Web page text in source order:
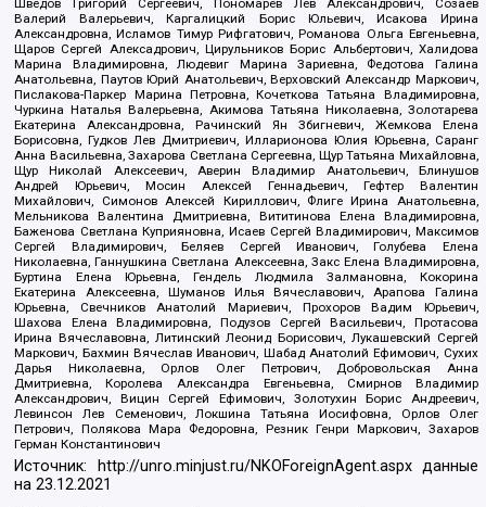
Шведов Григорий Сергеевич, Пономарев Лев Александрович, Созаев
Валерий Валерьевич, Каргалицкий Борис Юльевич, Исакова Ирина
Александровна, Исламов Тимур Рифгатович, Романова Ольга Евгеньевна,
Щаров Сергей Алексадрович, Цирульников Борис Альбертович, Халидова
Марина Владимировна, Людевиг Марина Зариевна, Федотова Галина
Анатольевна, Паутов Юрий Анатольевич, Верховский Александр Маркович,
Пислакова-Паркер Марина Петровна, Кочеткова Татьяна Владимировна,
Чуркина Наталья Валерьевна, Акимова Татьяна Николаевна, Золотарева
Екатерина Александровна, Рачинский Ян Збигневич, Жемкова Елена
Борисовна, Гудков Лев Дмитриевич, Илларионова Юлия Юрьевна, Саранг
Анна Васильевна, Захарова Светлана Сергеевна, Щур Татьяна Михайловна,
Щур Николай Алексеевич, Аверин Владимир Анатольевич, Блинушов
Андрей Юрьевич, Мосин Алексей Геннадьевич, Гефтер Валентин
Михайлович, Симонов Алексей Кириллович, Флиге Ирина Анатольевна,
Мельникова Валентина Дмитриевна, Вититинова Елена Владимировна,
Баженова Светлана Куприяновна, Исаев Сергей Владимирович, Максимов
Сергей Владимирович, Беляев Сергей Иванович, Голубева Елена
Николаевна, Ганнушкина Светлана Алексеевна, Закс Елена Владимировна,
Буртина Елена Юрьевна, Гендель Людмила Залмановна, Кокорина
Екатерина Алексеевна, Шуманов Илья Вячеславович, Арапова Галина
Юрьевна, Свечников Анатолий Мариевич, Прохоров Вадим Юрьевич,
Шахова Елена Владимировна, Подузов Сергей Васильевич, Протасова
Ирина Вячеславовна, Литинский Леонид Борисович, Лукашевский Сергей
Маркович, Бахмин Вячеслав Иванович, Шабад Анатолий Ефимович, Сухих
Дарья Николаевна, Орлов Олег Петрович, Добровольская Анна
Дмитриевна, Королева Александра Евгеньевна, Смирнов Владимир
Александрович, Вицин Сергей Ефимович, Золотухин Борис Андреевич,
Левинсон Лев Семенович, Локшина Татьяна Иосифовна, Орлов Олег
Петрович, Полякова Мара Федоровна, Резник Генри Маркович, Захаров
Герман Константинович
Источник: http://unro.minjust.ru/NKOForeignAgent.aspxданные
на23.12.2021